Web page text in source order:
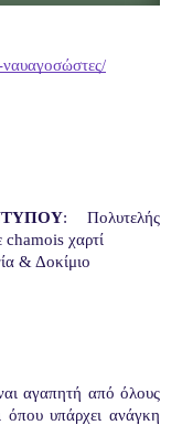
: Πολυτελής
χαρτί
& Δοκίμιο
αγαπητή από όλους
υπάρχει ανάγκη